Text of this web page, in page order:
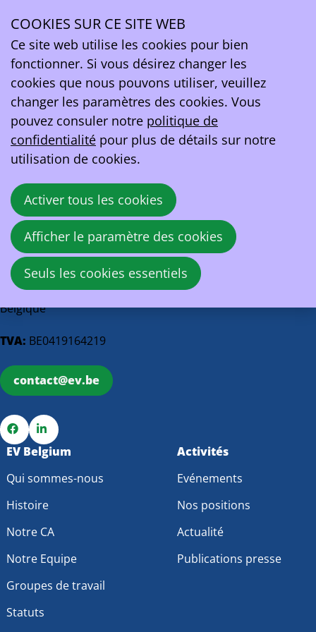
jeudi 3 avril 2025 de 16:00 à 22:00 at Holiday Inn
Brussels Airport
La période d'inscription est terminée
It's no longer possible to register for the event,
because the registration period is over.
Besoin d’aide?
Des problèmes ou des questions lors de l'inscription
? N'hésitez pas ànous contacter.
EV Belgium asbl
Rue de la Loi 81A
1040 Bruxelles
Belgique
TVA: BE0419164219
contact@ev.be
Go
Facebook
Go
LinkedIn
EV Belgium
Qui sommes-nous
Histoire
Notre CA
Notre Equipe
Groupes de travail
Statuts
Activités
Evénements
Nos positions
Actualité
Publications presse
COOKIES SUR CE SITE WEB
Ce site web utilise les cookies pour bien
fonctionner. Si vous désirez changer les
cookies que nous pouvons utiliser, veuillez
changer les paramètres des cookies. Vous
pouvez consuler notre politique de
confidentialité pour plus de détails sur notre
utilisation de cookies.
Activer tous les cookies
Afficher le paramètre des cookies
Seuls les cookies essentiels